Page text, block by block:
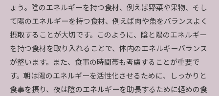
ょう。陰のエネルギーを持つ食材、例えば野菜や果物、そし
て陽のエネルギーを持つ食材、例えば肉や魚をバランスよく
摂取することが大切です。このように、陰と陽のエネルギー
を持つ食材を取り入れることで、体内のエネルギーバランス
が整います。また、食事の時間帯も考慮することが重要で
す。朝は陽のエネルギーを活性化させるために、しっかりと
食事を摂り、夜は陰のエネルギーを助長するために軽めの食